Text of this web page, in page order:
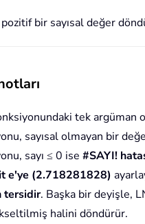
bir sayısal değer
tek argüman
sayısal olmayan bir
sayı ≤ 0 ise #SAYI!
e'ye (2.718281828)
tersidir. Başka bir deyişle,
halini döndürür.